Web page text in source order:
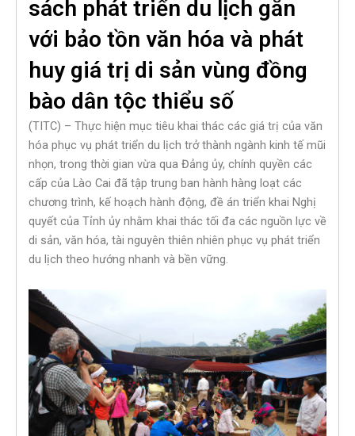
sách phát triển du lịch gắn
với bảo tồn văn hóa và phát
huy giá trị di sản vùng đồng
bào dân tộc thiểu số
(TITC) – Thực hiện mục tiêu khai thác các giá trị của văn
hóa phục vụ phát triển du lịch trở thành ngành kinh tế mũi
nhọn, trong thời gian vừa qua Đảng ủy, chính quyền các
cấp của Lào Cai đã tập trung ban hành hàng loạt các
chương trình, kế hoạch hành động, đề án triển khai Nghị
quyết của Tỉnh ủy nhằm khai thác tối đa các nguồn lực về
di sản, văn hóa, tài nguyên thiên nhiên phục vụ phát triển
du lịch theo hướng nhanh và bền vững.